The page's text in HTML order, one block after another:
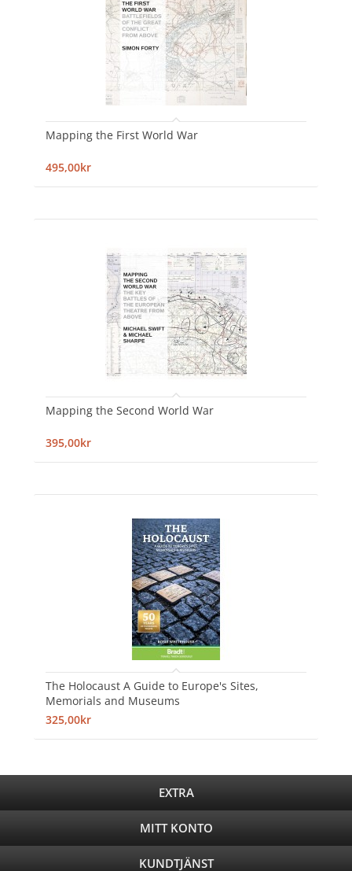
Mapping the First World War
495,00kr
Mapping the Second World War
395,00kr
The Holocaust A Guide to Europe's Sites,
Memorials and Museums
325,00kr
EXTRA
MITT KONTO
KUNDTJÄNST